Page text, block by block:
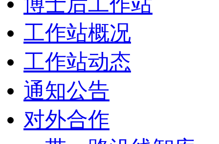
工作站概况
工作站动态
通知公告
对外合作